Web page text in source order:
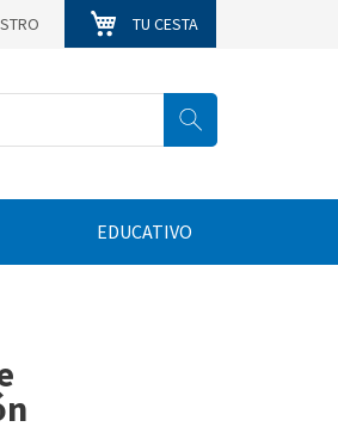
TU CESTA
EDUCATIVO